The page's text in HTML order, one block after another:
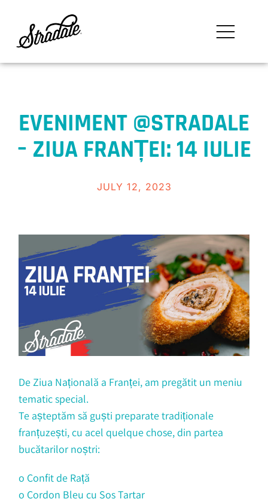
EVENIMENT @STRADALE
– ZIUA FRANȚEI: 14 IULIE
JULY 12, 2023
De Ziua Națională a Franței, am pregătit un meniu
tematic special.
Te așteptăm să guști preparate tradiționale
franțuzești, cu acel quelque chose, din partea
bucătarilor noștri:
o Confit de Rață
o Cordon Bleu cu Sos Tartar